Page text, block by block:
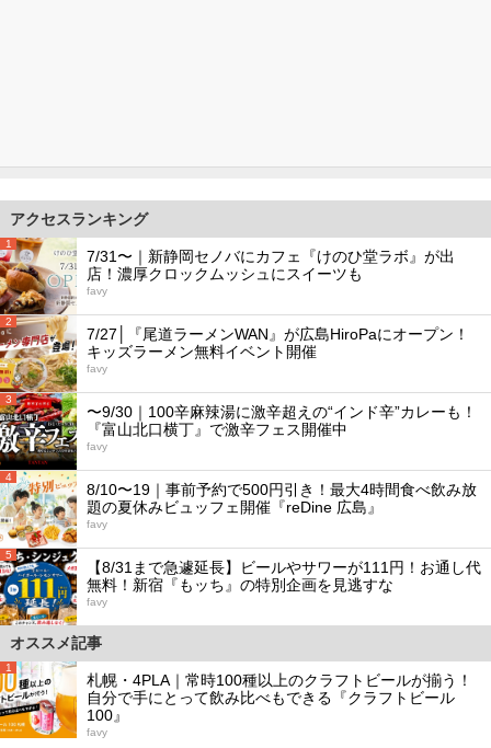
アクセスランキング
1
7/31〜｜新静岡セノバにカフェ『けのひ堂ラボ』が出
店！濃厚クロックムッシュにスイーツも
favy
2
7/27│『尾道ラーメンWAN』が広島HiroPaにオープン！
キッズラーメン無料イベント開催
favy
3
〜9/30｜100辛麻辣湯に激辛超えの“インド辛”カレーも！
『富山北口横丁』で激辛フェス開催中
favy
4
8/10〜19｜事前予約で500円引き！最大4時間食べ飲み放
題の夏休みビュッフェ開催『reDine 広島』
favy
5
【8/31まで急遽延長】ビールやサワーが111円！お通し代
無料！新宿『もッち』の特別企画を見逃すな
favy
オススメ記事
1
札幌・4PLA｜常時100種以上のクラフトビールが揃う！
自分で手にとって飲み比べもできる『クラフトビール
100』
favy